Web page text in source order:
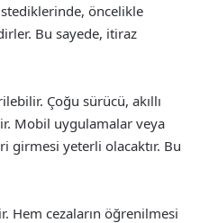
öncelikle
Bu sayede, itiraz
Çoğu sürücü, akıllı
Mobil uygulamalar veya
girmesi yeterli olacaktır. Bu
Hem cezaların öğrenilmesi